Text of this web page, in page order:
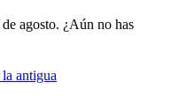
agosto. ¿Aún no has
antigua